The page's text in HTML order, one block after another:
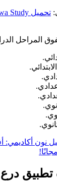
المراحل
نون أكاديمي:
درع